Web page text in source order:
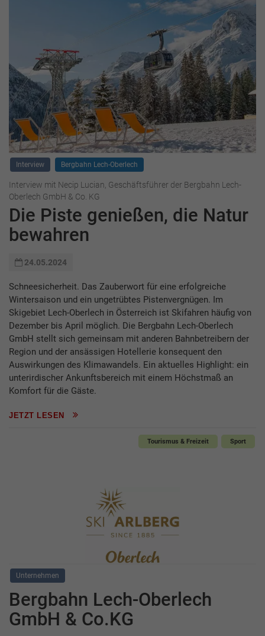
Interview Bergbahn Lech-Oberlech
Interview mit Necip Lucian, Geschäftsführer der Bergbahn Lech-
Oberlech GmbH & Co. KG
Die Piste genießen, die Natur
bewahren
24.05.2024
Schneesicherheit. Das Zauberwort für eine erfolgreiche
Wintersaison und ein ungetrübtes Pistenvergnügen. Im
Skigebiet Lech-Oberlech in Österreich ist Skifahren häufig von
Dezember bis April möglich. Die Bergbahn Lech-Oberlech
GmbH stellt sich gemeinsam mit anderen Bahnbetreibern der
Region und der ansässigen Hotellerie konsequent den
Auswirkungen des Klimawandels. Ein aktuelles Highlight: ein
unterirdischer Ankunftsbereich mit einem Höchstmaß an
Komfort für die Gäste.
JETZT LESEN
Tourismus & Freizeit Sport
Unternehmen
Bergbahn Lech-Oberlech
GmbH & Co.KG